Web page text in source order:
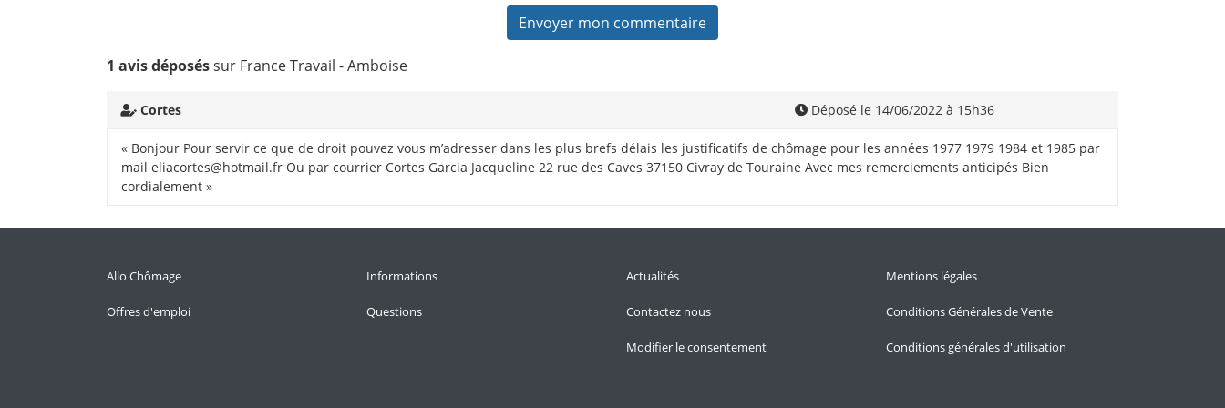
1 avis déposéssur France Travail - Amboise
Cortes Déposé le 14/06/2022 à 15h36
« Bonjour Pour servir ce que de droit pouvez vous m’adresser dans les plus brefs délais les justificatifs de chômage pour les années 1977 1979 1984 et 1985 par
mail eliacortes@hotmail.fr Ou par courrier Cortes Garcia Jacqueline 22 rue des Caves 37150 Civray de Touraine Avec mes remerciements anticipés Bien
cordialement »
Allo Chômage
Offres d'emploi
Informations
Questions
Actualités
Contactez nous
Modifier le consentement
Mentions légales
Conditions Générales de Vente
Conditions générales d'utilisation